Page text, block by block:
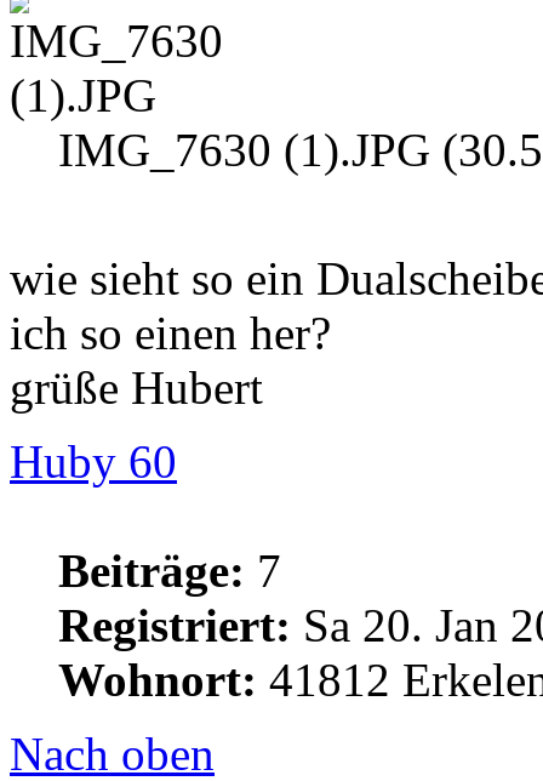
IMG_7630 (1).JPG
wie sieht so ein
ich so einen her?
grüße Hubert
Huby 60
Beiträge: 7
Registriert: Sa 20. Jan
Wohnort: 41812
Nach oben